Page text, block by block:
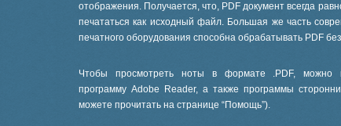
отображения. Получается, что, PDF документ всегда
печататься как исходный файл. Большая же часть
печатного оборудования способна обрабатывать PDF
Чтобы просмотреть ноты в формате .PDF, можно
программу Adobe Reader, а также программы
можете прочитать на странице “Помощь”).